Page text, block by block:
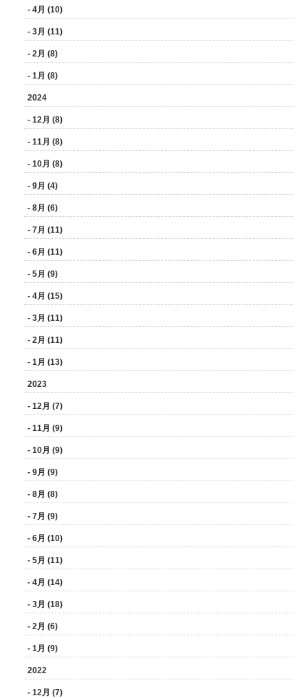
- 4月 (10)
- 3月 (11)
- 2月 (8)
- 1月 (8)
2024
- 12月 (8)
- 11月 (8)
- 10月 (8)
- 9月 (4)
- 8月 (6)
- 7月 (11)
- 6月 (11)
- 5月 (9)
- 4月 (15)
- 3月 (11)
- 2月 (11)
- 1月 (13)
2023
- 12月 (7)
- 11月 (9)
- 10月 (9)
- 9月 (9)
- 8月 (8)
- 7月 (9)
- 6月 (10)
- 5月 (11)
- 4月 (14)
- 3月 (18)
- 2月 (6)
- 1月 (9)
2022
- 12月 (7)